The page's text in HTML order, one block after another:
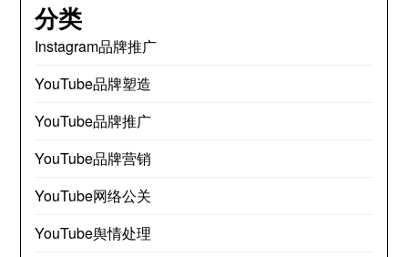
分类
Instagram品牌推广
YouTube品牌塑造
YouTube品牌推广
YouTube品牌营销
YouTube网络公关
YouTube舆情处理